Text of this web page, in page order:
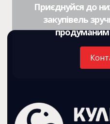
Приєднуйся до
закупівель